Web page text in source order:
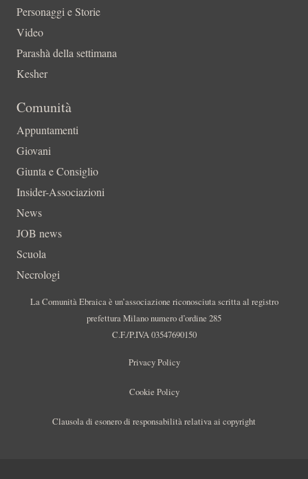
Personaggi e Storie
Video
Parashà della settimana
Kesher
Comunità
Appuntamenti
Giovani
Giunta e Consiglio
Insider-Associazioni
News
JOB news
Scuola
Necrologi
La Comunità Ebraica è un’associazione riconosciuta scritta al registro
prefettura Milano numero d’ordine 285
C.F./P.IVA 03547690150
Privacy Policy
Cookie Policy
Clausola di esonero di responsabilità relativa ai copyright